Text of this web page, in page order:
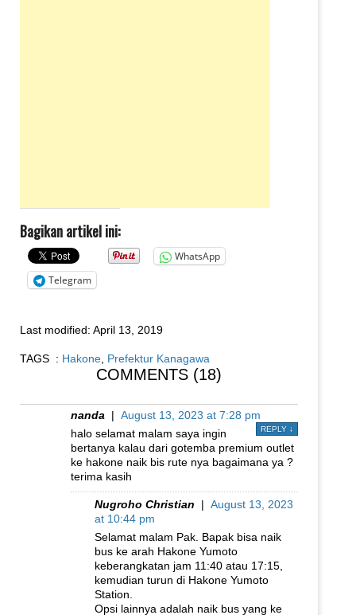
Bagikan artikel ini:
WhatsApp
Telegram
Last modified: April 13, 2019
TAGS : Hakone Prefektur Kanagawa
COMMENTS (18)
nanda | August 13, 2023 at 7:28 pm
REPLY ↓
halo selamat malam saya ingin
bertanya kalau dari gotemba premium outlet
ke hakone naik bis rute nya bagaimana ya ?
terima kasih
Nugroho Christian | August 13, 2023
at 10:44 pm
Selamat malam Pak. Bapak bisa naik
bus ke arah Hakone Yumoto
keberangkatan jam 11:40 atau 17:15,
kemudian turun di Hakone Yumoto
Station.
Opsi lainnya adalah naik bus yang ke